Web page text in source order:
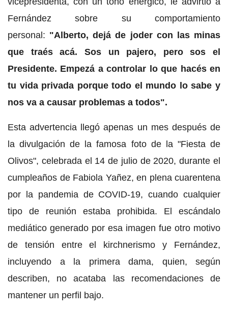
Fernández sobre su comportamiento
personal: "Alberto, dejá de joder con las minas
que traés acá. Sos un pajero, pero sos el
Presidente. Empezá a controlar lo que hacés en
tu vida privada porque todo el mundo lo sabe y
nos va a causar problemas a todos".
Esta advertencia llegó apenas un mes después de
la divulgación de la famosa foto de la "Fiesta de
Olivos", celebrada el 14 de julio de 2020, durante el
cumpleaños de Fabiola Yañez, en plena cuarentena
por la pandemia de COVID-19, cuando cualquier
tipo de reunión estaba prohibida. El escándalo
mediático generado por esa imagen fue otro motivo
de tensión entre el kirchnerismo y Fernández,
incluyendo a la primera dama, quien, según
describen, no acataba las recomendaciones de
mantener un perfil bajo.